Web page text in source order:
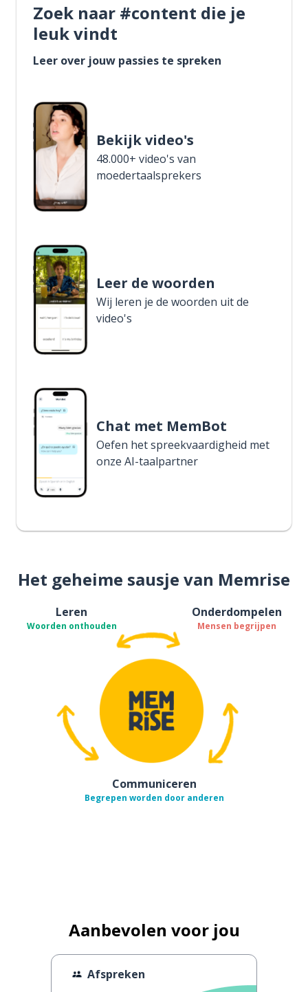
Zoek naar #content die je
leuk vindt
Leer over jouw passies te spreken
Bekijk video's
48.000+ video's van
moedertaalsprekers
Leer de woorden
Wij leren je de woorden uit de
video's
Chat met MemBot
Oefen het spreekvaardigheid met
onze AI-taalpartner
Het geheime sausje van Memrise
Leren
Woorden onthouden
Onderdompelen
Mensen begrijpen
Communiceren
Begrepen worden door anderen
Aanbevolen voor jou
Afspreken